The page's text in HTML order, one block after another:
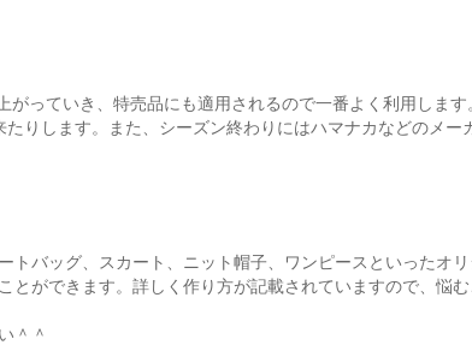
っていき、特売品にも適用されるので一番よく利用しま
りします。また、シーズン終わりにはハマナカなどのメー
バッグ、スカート、ニット帽子、ワンピースといったオ
ができます。詳しく作り方が記載されていますので、悩
＾＾